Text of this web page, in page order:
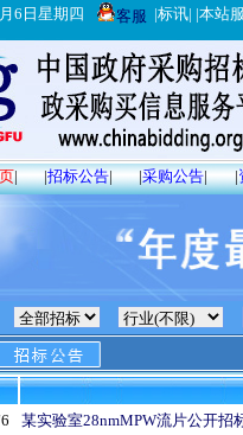
6日星期四 客服 |标讯| |本站
| |招标公告| |采购公告| |
某实验室28nmMPW流片公开招